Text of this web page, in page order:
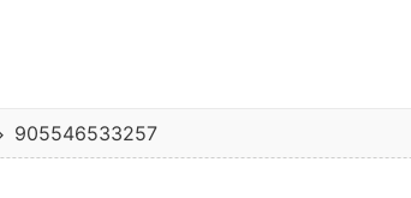
905546533257